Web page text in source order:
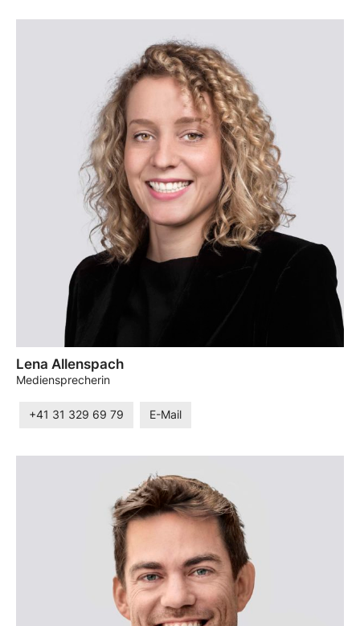
Lena Allenspach
Mediensprecherin
+41 31 329 69 79 E-Mail